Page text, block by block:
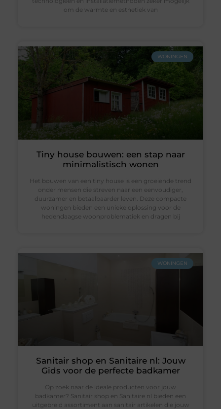
om de warmte en esthetiek van
WONINGEN
Tiny house bouwen: een stap naar
minimalistisch wonen
Het bouwen van een tiny house is een groeiende trend
onder mensen die streven naar een eenvoudiger,
duurzamer en betaalbaarder leven. Deze compacte
woningen bieden een unieke oplossing voor de
hedendaagse woonproblematiek en dragen bij
WONINGEN
Sanitair shop en Sanitaire nl: Jouw
Gids voor de perfecte badkamer
Op zoek naar de ideale producten voor jouw
badkamer? Sanitair shop en Sanitaire nl bieden een
uitgebreid assortiment aan sanitair artikelen die jouw